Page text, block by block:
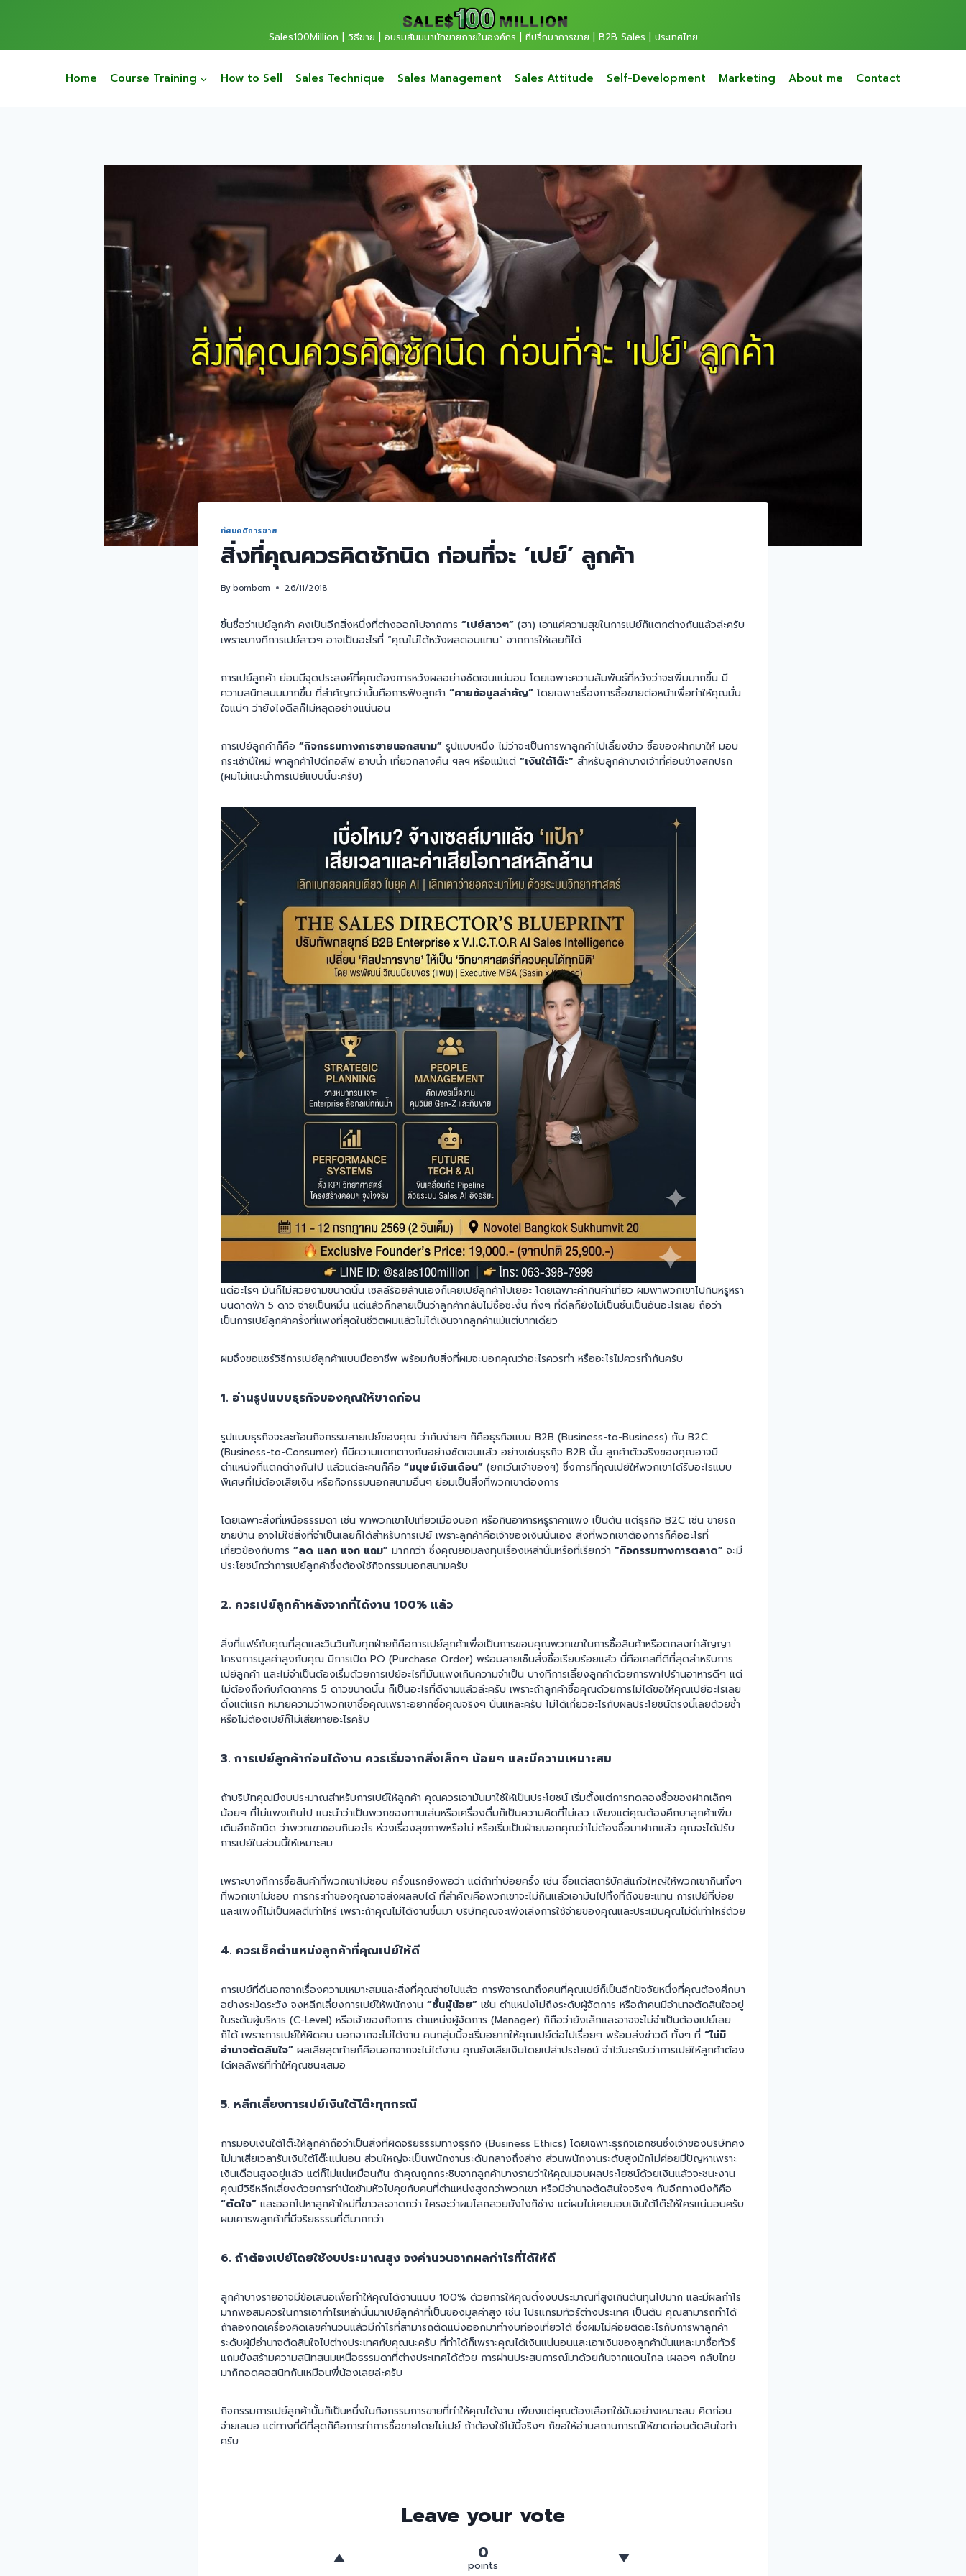
Sales100Million | วิธีขาย | อบรมสัมมนานักขายภายในองค์กร | ที่ปรึกษาการขาย | B2B Sales | ประเทศไทย
Home Course Training How to Sell Sales Technique Sales Management Sales Attitude Self-Development Marketing About me Contact
ทัศนคติการขาย
สิ่งที่คุณควรคิดซักนิด ก่อนที่จะ ‘เปย์’ ลูกค้า
Bybombom 26/11/2018
ขึ้นชื่อว่าเปย์ลูกค้า คงเป็นอีกสิ่งหนึ่งที่ต่างออกไปจากการ “เปย์สาวๆ” (ฮา) เอาแค่ความสุขในการเปย์ก็แตกต่างกันแล้วล่ะครับ
เพราะบางทีการเปย์สาวๆ อาจเป็นอะไรที่ “คุณไม่ได้หวังผลตอบแทน” จากการให้เลยก็ได้
การเปย์ลูกค้า ย่อมมีจุดประสงค์ที่คุณต้องการหวังผลอย่างชัดเจนแน่นอน โดยเฉพาะความสัมพันธ์ที่หวังว่าจะเพิ่มมากขึ้น มี
ความสนิทสนมมากขึ้น ที่สำคัญกว่านั้นคือการฟังลูกค้า “คายข้อมูลสำคัญ” โดยเฉพาะเรื่องการซื้อขายต่อหน้าเพื่อทำให้คุณมั่น
ใจแน่ๆ ว่ายังไงดีลก็ไม่หลุดอย่างแน่นอน
การเปย์ลูกค้าก็คือ “กิจกรรมทางการขายนอกสนาม” รูปแบบหนึ่ง ไม่ว่าจะเป็นการพาลูกค้าไปเลี้ยงข้าว ซื้อของฝากมาให้ มอบ
กระเช้าปีใหม่ พาลูกค้าไปตีกอล์ฟ อาบน้ำ เที่ยวกลางคืน ฯลฯ หรือแม้แต่ “เงินใต้โต๊ะ” สำหรับลูกค้าบางเจ้าที่ค่อนข้างสกปรก
(ผมไม่แนะนำการเปย์แบบนี้นะครับ)
แต่อะไรๆ มันก็ไม่สวยงามขนาดนั้น เซลล์ร้อยล้านเองก็เคยเปย์ลูกค้าไปเยอะ โดยเฉพาะค่ากินค่าเที่ยว ผมพาพวกเขาไปกินหรูหรา
บนดาดฟ้า 5 ดาว จ่ายเป็นหมื่น แต่แล้วก็กลายเป็นว่าลูกค้ากลับไม่ซื้อซะงั้น ทั้งๆ ที่ดีลก็ยังไม่เป็นชิ้นเป็นอันอะไรเลย ถือว่า
เป็นการเปย์ลูกค้าครั้งที่แพงที่สุดในชีวิตผมแล้วไม่ได้เงินจากลูกค้าแม้แต่บาทเดียว
ผมจึงขอแชร์วิธีการเปย์ลูกค้าแบบมืออาชีพ พร้อมกับสิ่งที่ผมจะบอกคุณว่าอะไรควรทำ หรืออะไรไม่ควรทำกันครับ
1. อ่านรูปแบบธุรกิจของคุณให้ขาดก่อน
รูปแบบธุรกิจจะสะท้อนกิจกรรมสายเปย์ของคุณ ว่ากันง่ายๆ ก็คือธุรกิจแบบ B2B (Business-to-Business) กับ B2C
(Business-to-Consumer) ก็มีความแตกตางกันอย่างชัดเจนแล้ว อย่างเช่นธุรกิจ B2B นั้น ลูกค้าตัวจริงของคุณอาจมี
ตำแหน่งที่แตกต่างกันไป แล้วแต่ละคนก็คือ “มนุษย์เงินเดือน” (ยกเว้นเจ้าของฯ) ซึ่งการที่คุณเปย์ให้พวกเขาได้รับอะไรแบบ
พิเศษที่ไม่ต้องเสียเงิน หรือกิจกรรมนอกสนามอื่นๆ ย่อมเป็นสิ่งที่พวกเขาต้องการ
โดยเฉพาะสิ่งที่เหนือธรรมดา เช่น พาพวกเขาไปเที่ยวเมืองนอก หรือกินอาหารหรูราคาแพง เป็นต้น แต่ธุรกิจ B2C เช่น ขายรถ
ขายบ้าน อาจไม่ใช่สิ่งที่จำเป็นเลยก็ได้สำหรับการเปย์ เพราะลูกค้าคือเจ้าของเงินนั่นเอง สิ่งที่พวกเขาต้องการก็คืออะไรที่
เกี่ยวข้องกับการ “ลด แลก แจก แถม” มากกว่า ซึ่งคุณยอมลงทุนเรื่องเหล่านั้นหรือที่เรียกว่า “กิจกรรมทางการตลาด” จะมี
ประโยชน์กว่าการเปย์ลูกค้าซึ่งต้องใช้กิจกรรมนอกสนามครับ
2. ควรเปย์ลูกค้าหลังจากที่ได้งาน 100% แล้ว
สิ่งที่แฟร์กับคุณที่สุดและวินวินกับทุกฝ่ายก็คือการเปย์ลูกค้าเพื่อเป็นการขอบคุณพวกเขาในการซื้อสินค้าหรือตกลงทำสัญญา
โครงการมูลค่าสูงกับคุณ มีการเปิด PO (Purchase Order) พร้อมลายเซ็นสั่งซื้อเรียบร้อยแล้ว นี่คือเคสที่ดีที่สุดสำหรับการ
เปย์ลูกค้า และไม่จำเป็นต้องเริ่มด้วยการเปย์อะไรที่มันแพงเกินความจำเป็น บางทีการเลี้ยงลูกค้าด้วยการพาไปร้านอาหารดีๆ แต่
ไม่ต้องถึงกับภัตตาคาร 5 ดาวขนาดนั้น ก็เป็นอะไรที่ดีงามแล้วล่ะครับ เพราะถ้าลูกค้าซื้อคุณด้วยการไม่ได้ขอให้คุณเปย์อะไรเลย
ตั้งแต่แรก หมายความว่าพวกเขาซื้อคุณเพราะอยากซื้อคุณจริงๆ นั่นแหละครับ ไม่ได้เกี่ยวอะไรกับผลประโยชน์ตรงนี้เลยด้วยซ้ำ
หรือไม่ต้องเปย์ก็ไม่เสียหายอะไรครับ
3. การเปย์ลูกค้าก่อนได้งาน ควรเริ่มจากสิ่งเล็กๆ น้อยๆ และมีความเหมาะสม
ถ้าบริษัทคุณมีงบประมาณสำหรับการเปย์ให้ลูกค้า คุณควรเอามันมาใช้ให้เป็นประโยชน์ เริ่มตั้งแต่การทดลองซื้อของฝากเล็กๆ
น้อยๆ ที่ไม่แพงเกินไป แนะนำว่าเป็นพวกของทานเล่นหรือเครื่องดื่มก็เป็นความคิดที่ไม่เลว เพียงแต่คุณต้องศึกษาลูกค้าเพิ่ม
เติมอีกซักนิด ว่าพวกเขาชอบกินอะไร ห่วงเรื่องสุขภาพหรือไม่ หรือเริ่มเป็นฝ่ายบอกคุณว่าไม่ต้องซื้อมาฝากแล้ว คุณจะได้ปรับ
การเปย์ในส่วนนี้ให้เหมาะสม
เพราะบางทีการซื้อสินค้าที่พวกเขาไม่ชอบ ครั้งแรกยังพอว่า แต่ถ้าทำบ่อยครั้ง เช่น ซื้อแต่สตาร์บัคส์แก้วใหญ่ให้พวกเขากินทั้งๆ
ที่พวกเขาไม่ชอบ การกระทำของคุณอาจส่งผลลบได้ ที่สำคัญคือพวกเขาจะไม่กินแล้วเอามันไปทิ้งที่ถังขยะแทน การเปย์ที่บ่อย
และแพงก็ไม่เป็นผลดีเท่าไหร่ เพราะถ้าคุณไม่ได้งานขึ้นมา บริษัทคุณจะเพ่งเล่งการใช้จ่ายของคุณและประเมินคุณไม่ดีเท่าไหร่ด้วย
4. ควรเช็คตำแหน่งลูกค้าที่คุณเปย์ให้ดี
การเปย์ที่ดีนอกจากเรื่องความเหมาะสมและสิ่งที่คุณจ่ายไปแล้ว การพิจารณาถึงคนที่คุณเปย์ก็เป็นอีกปัจจัยหนึ่งที่คุณต้องศึกษา
อย่างระมัดระวัง จงหลีกเลี่ยงการเปย์ให้พนักงาน “ชั้นผู้น้อย” เช่น ตำแหน่งไม่ถึงระดับผู้จัดการ หรือถ้าคนมีอำนาจตัดสินใจอยู่
ในระดับผู้บริหาร (C-Level) หรือเจ้าของกิจการ ตำแหน่งผู้จัดการ (Manager) ก็ถือว่ายังเล็กและอาจจะไม่จำเป็นต้องเปย์เลย
ก็ได้ เพราะการเปย์ให้ผิดคน นอกจากจะไม่ได้งาน คนกลุ่มนี้จะเริ่มอยากให้คุณเปย์ต่อไปเรื่อยๆ พร้อมส่งข่าวดี ทั้งๆ ที่ “ไม่มี
อำนาจตัดสินใจ” ผลเสียสุดท้ายก็คือนอกจากจะไม่ได้งาน คุณยังเสียเงินโดยเปล่าประโยชน์ จำไว้นะครับว่าการเปย์ให้ลูกค้าต้อง
ได้ผลลัพธ์ที่ทำให้คุณชนะเสมอ
5. หลีกเลี่ยงการเปย์เงินใต้โต๊ะทุกกรณี
การมอบเงินใต้โต๊ะให้ลูกค้าถือว่าเป็นสิ่งที่ผิดจริยธรรมทางธุรกิจ (Business Ethics) โดยเฉพาะธุรกิจเอกชนซึ่งเจ้าของบริษัทคง
ไม่มาเสียเวลารับเงินใต้โต๊ะแน่นอน ส่วนใหญ่จะเป็นพนักงานระดับกลางถึงล่าง ส่วนพนักงานระดับสูงมักไม่ค่อยมีปัญหาเพราะ
เงินเดือนสูงอยู่แล้ว แต่ก็ไม่แน่เหมือนกัน ถ้าคุณถูกกระซิบจากลูกค้าบางรายว่าให้คุณมอบผลประโยชน์ด้วยเงินแล้วจะชนะงาน
คุณมีวิธีหลีกเลี่ยงด้วยการทำนัดข้ามหัวไปคุยกับคนที่ตำแหน่งสูงกว่าพวกเขา หรือมีอำนาจตัดสินใจจริงๆ กับอีกทางนึงก็คือ
“ตัดใจ” และออกไปหาลูกค้าใหม่ที่ขาวสะอาดกว่า ใครจะว่าผมโลกสวยยังไงก็ช่าง แต่ผมไม่เคยมอบเงินใต้โต๊ะให้ใครแน่นอนครับ
ผมเคารพลูกค้าที่มีจริยธรรมที่ดีมากกว่า
6. ถ้าต้องเปย์โดยใช้งบประมาณสูง จงคำนวนจากผลกำไรที่ได้ให้ดี
ลูกค้าบางรายอาจมีข้อเสนอเพื่อทำให้คุณได้งานแบบ 100% ด้วยการให้คุณตั้งงบประมาณที่สูงเกินต้นทุนไปมาก และมีผลกำไร
มากพอสมควรในการเอากำไรเหล่านั้นมาเปย์ลูกค้าที่เป็นของมูลค่าสูง เช่น โปรแกรมทัวร์ต่างประเทศ เป็นต้น คุณสามารถทำได้
ถ้าลองกดเครื่องคิดเลขคำนวนแล้วมีกำไรที่สามารถตัดแบ่งออกมาทำงบท่องเที่ยวได้ ซึ่งผมไม่ค่อยติดอะไรกับการพาลูกค้า
ระดับผู้มีอำนาจตัดสินใจไปต่างประเทศกับคุณนะครับ ที่ทำได้ก็เพราะคุณได้เงินแน่นอนและเอาเงินของลูกค้านั่นแหละมาซื้อทัวร์
แถมยังสร้ามความสนิทสนมเหนือธรรมดาที่ต่างประเทศได้ด้วย การผ่านประสบการณ์มาด้วยกันจากแดนไกล เผลอๆ กลับไทย
มาก็กอดคอสนิทกันเหมือนพี่น้องเลยล่ะครับ
กิจกรรมการเปย์ลูกค้านั้นก็เป็นหนึ่งในกิจกรรมการขายที่ทำให้คุณได้งาน เพียงแต่คุณต้องเลือกใช้มันอย่างเหมาะสม คิดก่อน
จ่ายเสมอ แต่ทางที่ดีที่สุดก็คือการทำการซื้อขายโดยไม่เปย์ ถ้าต้องใช้ไม้นี้จริงๆ ก็ขอให้อ่านสถานการณ์ให้ขาดก่อนตัดสินใจทำ
ครับ
Leave your vote
0
points